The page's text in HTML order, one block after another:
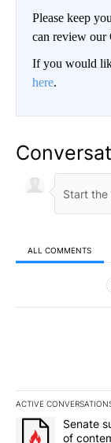
Please keep
can review our
If you would
here.
ALL COMMENTS
All
ACTIVE
The following is
A trendingSenate
of